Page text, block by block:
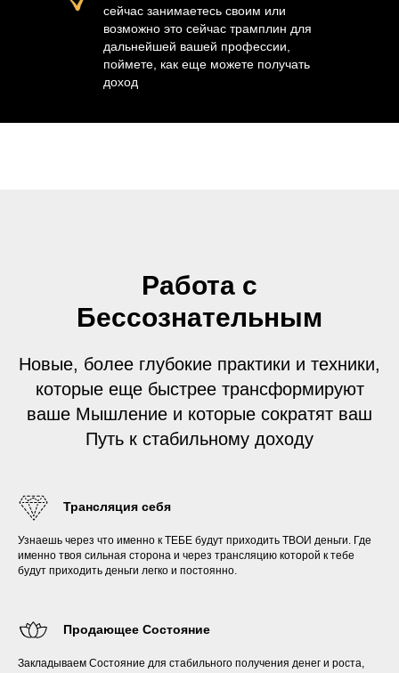
сейчас занимаетесь своим или
возможно это сейчас трамплин для
дальнейшей вашей профессии,
поймете, как еще можете получать
доход
Работа с
Бессознательным
Новые, более глубокие практики и техники,
которые еще быстрее трансформируют
ваше Мышление и которые сократят ваш
Путь к стабильному доходу
Трансляция себя
Узнаешь через что именно к ТЕБЕ будут приходить ТВОИ деньги. Где
именно твоя сильная сторона и через трансляцию которой к тебе
будут приходить деньги легко и постоянно.
Продающее Состояние
Закладываем Состояние для стабильного получения денег и роста,